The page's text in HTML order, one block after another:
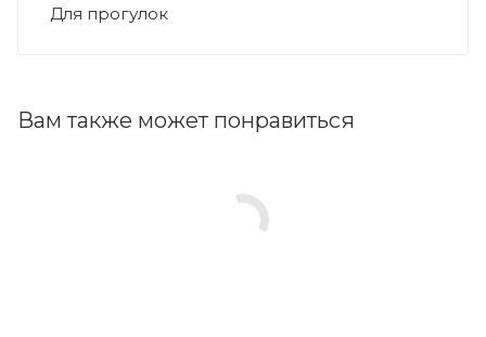
Для прогулок
Вам также может понравиться